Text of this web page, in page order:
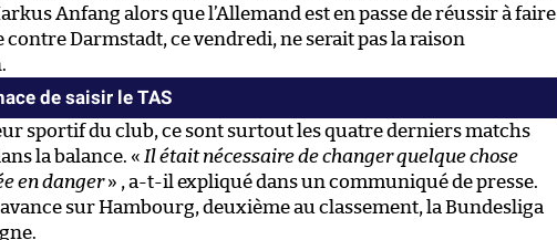
Anfang alors que l’Allemand est en passe de réussir à faire
Darmstadt, ce vendredi, ne serait pas la raison
de saisir le TAS
sportif du club, ce sont surtout les quatre derniers matchs
la balance. « Il était nécessaire de changer quelque chose
en danger» , a-t-il expliqué dans un communiqué de presse.
sur Hambourg, deuxième au classement, la Bundesliga